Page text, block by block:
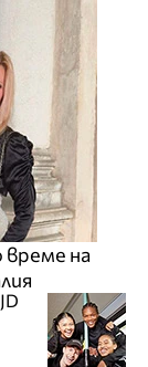
време на